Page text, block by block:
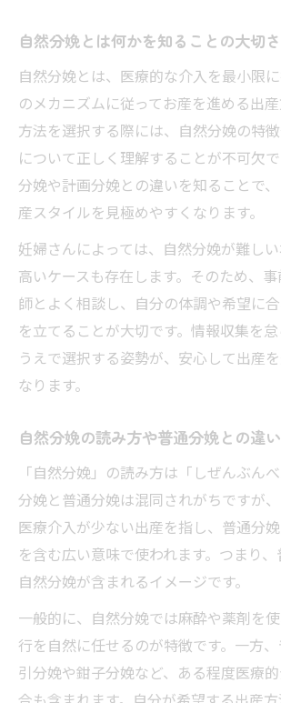
自然分娩の原則に沿った準備
痛みやリスクを理解して自然分娩
出産で一番痛い場面と自然分
自然分娩のリスクや痛みの感
う
自然分娩の原則と20分ルール
解
自然分娩で想定されるリスク
自然分娩の痛みを和らげるポ
自然分娩とは何かを知ることの大切さ
自然分娩とは、医療的な介入を最小限
のメカニズムに従ってお産を進める出
方法を選択する際には、自然分娩の特
について正しく理解することが不可欠
分娩や計画分娩との違いを知ることで
産スタイルを見極めやすくなります。
妊婦さんによっては、自然分娩が難し
高いケースも存在します。そのため、
師とよく相談し、自分の体調や希望に
を立てることが大切です。情報収集を
うえで選択する姿勢が、安心して出産
なります。
自然分娩の読み方や普通分娩との違
「自然分娩」の読み方は「しぜんぶん
分娩と普通分娩は混同されがちですが
医療介入が少ない出産を指し、普通分
を含む広い意味で使われます。つまり
自然分娩が含まれるイメージです。
一般的に、自然分娩では麻酔や薬剤を
行を自然に任せるのが特徴です。一方
引分娩や鉗子分娩など、ある程度医療